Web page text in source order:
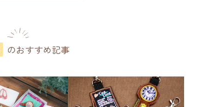
のおすすめ記事